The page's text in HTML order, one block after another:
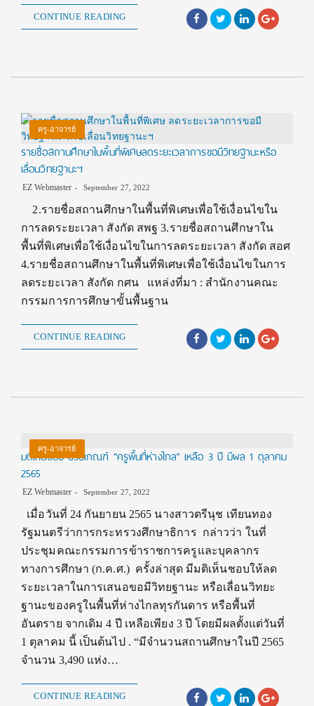
CONTINUE READING
ครู-อาจารย์
รายชื่อสถานศึกษาในพื้นที่พิเศษลดระยะเวลาการขอมีวิทยฐานะหรือ
เลื่อนวิทยฐานะฯ
EZ Webmaster September 27, 2022
2.รายชื่อสถานศึกษาในพื้นที่พิเศษเพื่อใช้เงื่อนไขใน
การลดระยะเวลา สังกัด สพฐ 3.รายชื่อสถานศึกษาใน
พื้นที่พิเศษเพื่อใช้เงื่อนไขในการลดระยะเวลา สังกัด สอศ
4.รายชื่อสถานศึกษาในพื้นที่พิเศษเพื่อใช้เงื่อนไขในการ
ลดระยะเวลา สังกัด กศน แหล่งที่มา : สำนักงานคณะ
กรรมการการศึกษาขั้นพื้นฐาน
CONTINUE READING
ครู-อาจารย์
มติเห็นชอบ ปรับเกณฑ์ “ครูพื้นที่ห่างไกล” เหลือ 3 ปี มีผล 1 ตุลาคม
2565
EZ Webmaster September 27, 2022
เมื่อวันที่ 24 กันยายน 2565 นางสาวตรีนุช เทียนทอง
รัฐมนตรีว่าการกระทรวงศึกษาธิการ กล่าวว่า ในที่
ประชุมคณะกรรมการข้าราชการครูและบุคลากร
ทางการศึกษา (ก.ค.ศ.) ครั้งล่าสุด มีมติเห็นชอบให้ลด
ระยะเวลาในการเสนอขอมีวิทยฐานะ หรือเลื่อนวิทยะ
ฐานะของครูในพื้นที่ห่างไกลทุรกันดาร หรือพื้นที่
อันตราย จากเดิม 4 ปี เหลือเพียง 3 ปี โดยมีผลตั้งแต่วันที่
1 ตุลาคม นี้ เป็นต้นไป . “มีจำนวนสถานศึกษาในปี 2565
จำนวน 3,490 แห่ง…
CONTINUE READING